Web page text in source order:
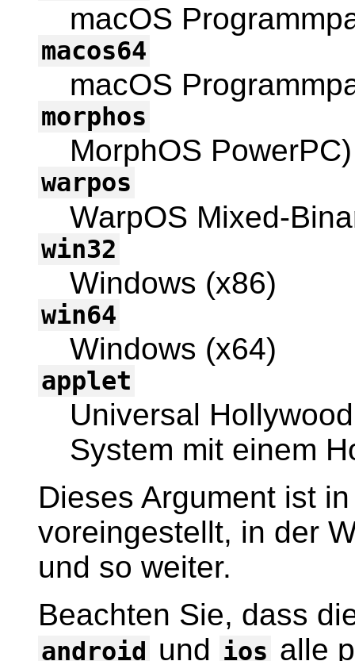
macOS
macos64
macOS
morphos
MorphOS PowerPC)
warpos
WarpOS Mixed-
win32
Windows (x86)
win64
Windows (x64)
applet
Universal
System mit einem
Dieses Argument ist
voreingestellt, in der
und so weiter.
Beachten Sie, dass
android und ios alle